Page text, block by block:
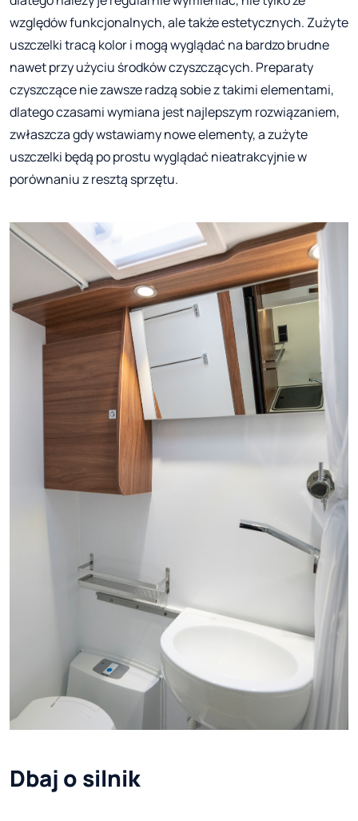
względów funkcjonalnych, ale także estetycznych. Zużyte
uszczelki tracą kolor i mogą wyglądać na bardzo brudne
nawet przy użyciu środków czyszczących. Preparaty
czyszczące nie zawsze radzą sobie z takimi elementami,
dlatego czasami wymiana jest najlepszym rozwiązaniem,
zwłaszcza gdy wstawiamy nowe elementy, a zużyte
uszczelki będą po prostu wyglądać nieatrakcyjnie w
porównaniu z resztą sprzętu.
Dbaj o silnik